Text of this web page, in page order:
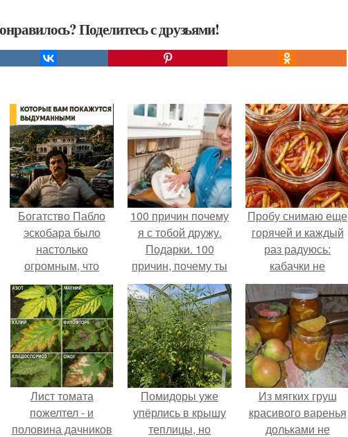
Поделитесь с друзьями!
Богатство Пабло
эскобара было
настолько
огромным, что
многие истории о
нём звучат как
вымысел.
100 причин почему
я с тобой дружу.
Подарки. 100
причин, почему ты
моя лучшая
подруга.
Пробу снимаю еще
горячей и каждый
раз радуюсь:
кабачки не
развариваются, а
соус получается
густым и
пикантным.
Лист томата
пожелтел - и
половина дачников
Помидоры уже
упёрлись в крышу
теплицы, но
Из мягких груш
красивого варенья
дольками не